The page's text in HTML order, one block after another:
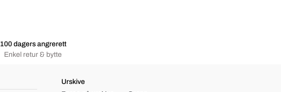
100 dagers angrerett
Enkel retur & bytte
Urskive